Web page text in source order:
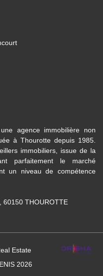
agence immobilière non
à Thourotte depuis 1985.
immobiliers, issue de la
parfaitement le marché
un niveau de compétence
en interne et par la FNAIM,
terrain, immeuble
et sur tous les villages et
nous mettons notre
60150 THOUROTTE
Estate
2026